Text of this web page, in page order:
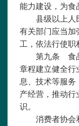
能力建设，为食
县级以上人民
有关部门应当加
工，依法行使职
第九条 食品
章程建立健全行
息、技术等服务
产经营，推动
识。
消费者协会和